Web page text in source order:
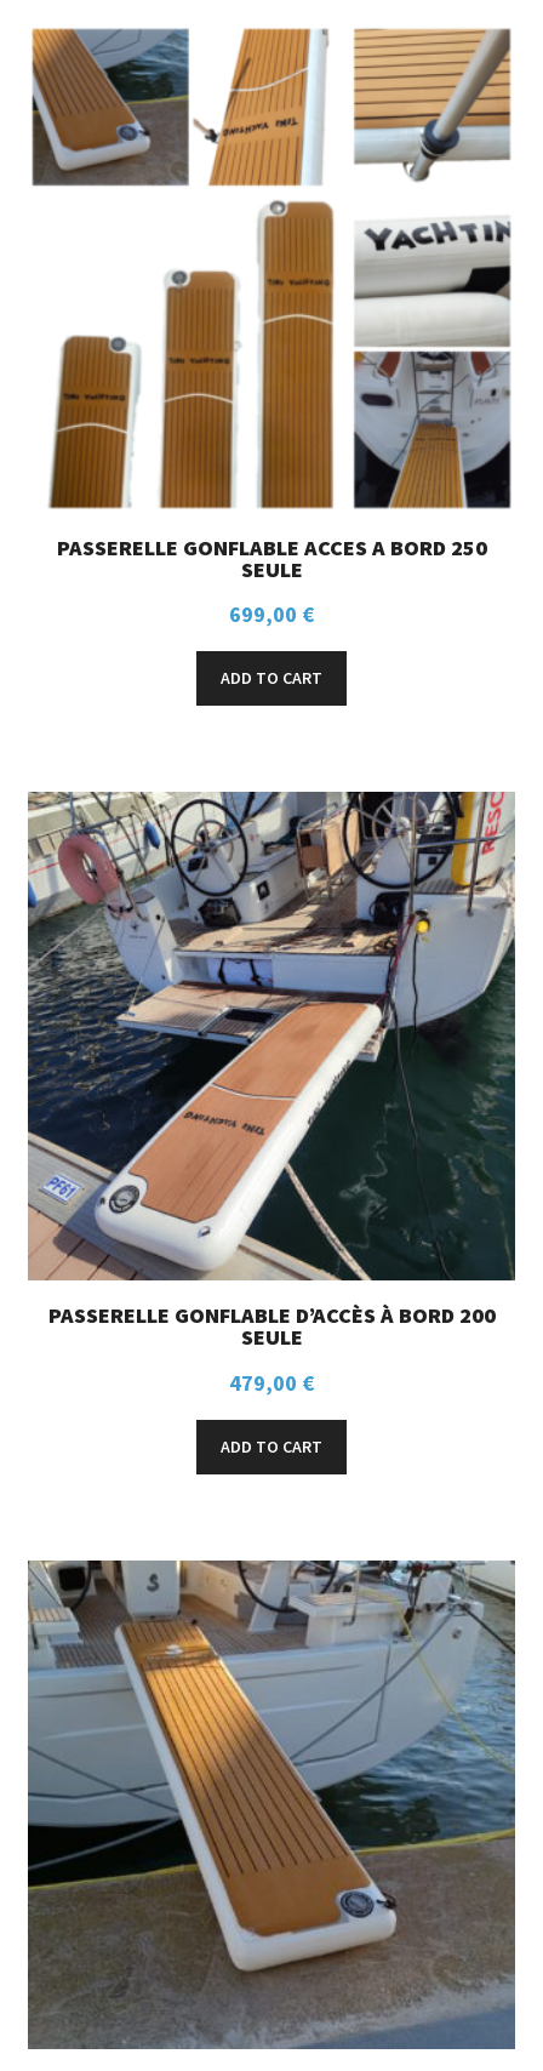
PASSERELLE GONFLABLE ACCES A BORD 250
SEULE
699,00 €
ADD TO CART
PASSERELLE GONFLABLE D’ACCÈS À BORD 200
SEULE
479,00 €
ADD TO CART